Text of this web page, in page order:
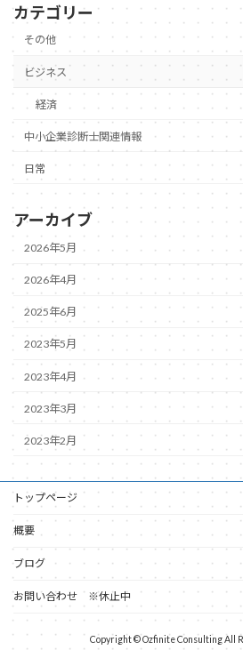
カテゴリー
その他
ビジネス
経済
中小企業診断士関連情報
日常
アーカイブ
2026年5月
2026年4月
2025年6月
2023年5月
2023年4月
2023年3月
2023年2月
トップページ
概要
ブログ
お問い合わせ ※休止中
Copyright © Ozfinite Consulting All